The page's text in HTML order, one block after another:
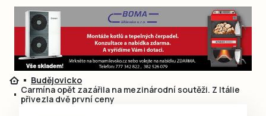
Obnovit heslo
Přihlásit se
Přihlásit se přes Facebook
Ještě nemám účet, chci se
Blogy
Inspirace
Čtenáři píší
Speciální přílohy
Budějovicko
Carmína opět zazářila na mezinárodní soutěži. Z Itálie
přivezla dvě první ceny